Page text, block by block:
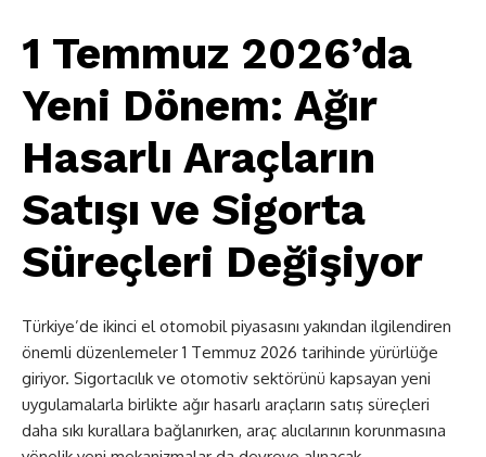
1 Temmuz 2026’da
Yeni Dönem: Ağır
Hasarlı Araçların
Satışı ve Sigorta
Süreçleri Değişiyor
Türkiye’de ikinci el otomobil piyasasını yakından ilgilendiren
önemli düzenlemeler 1 Temmuz 2026 tarihinde yürürlüğe
giriyor. Sigortacılık ve otomotiv sektörünü kapsayan yeni
uygulamalarla birlikte ağır hasarlı araçların satış süreçleri
daha sıkı kurallara bağlanırken, araç alıcılarının korunmasına